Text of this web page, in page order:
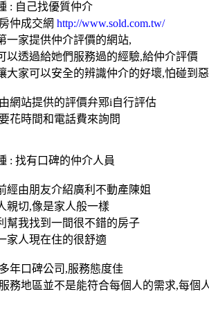
: 自己找優質仲介
房仲成交網 http://www.sold.com.tw/
一家提供仲介評價的網站,
以透過給她們服務過的經驗,給仲介評價
大家可以安全的辨識仲介的好壞,怕碰到
網站提供的評價弁鄍i自行評估
花時間和電話費來詢問
: 找有口碑的仲介人員
經由朋友介紹廣利不動產陳姐
親切,像是家人般一樣
幫我找到一間很不錯的房子
家人現在住的很舒適
年口碑公司,服務態度佳
務地區並不是能符合每個人的需求,每個